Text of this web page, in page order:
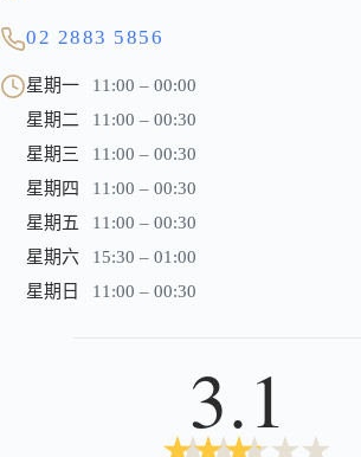
02 2883 5856
星期一
11:00 – 00:00
星期二
11:00 – 00:30
星期三
11:00 – 00:30
星期四
11:00 – 00:30
星期五
11:00 – 00:30
星期六
15:30 – 01:00
星期日
11:00 – 00:30
3.1